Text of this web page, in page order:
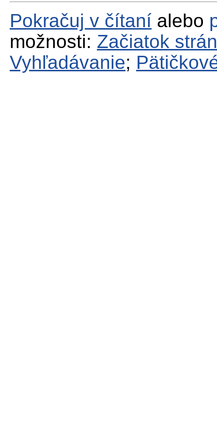
Pokračuj v čítaní alebo
možnosti: Začiatok
Vyhľadávanie;